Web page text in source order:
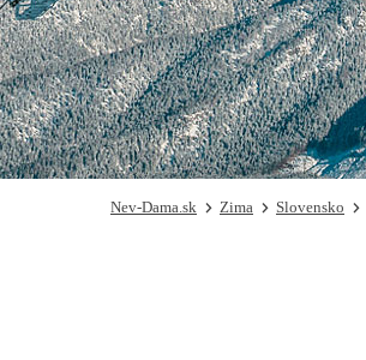
Nev-Dama.sk Zima Slovensko